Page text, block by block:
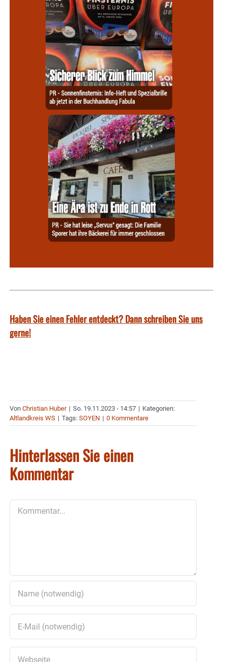
Haben Sie einen Fehler entdeckt? Dann schreiben Sie uns
gerne!
Von Christian Huber | So. 19.11.2023 - 14:57 | Kategorien:
Altlandkreis WS | Tags: SOYEN | 0 Kommentare
Hinterlassen Sie einen
Kommentar